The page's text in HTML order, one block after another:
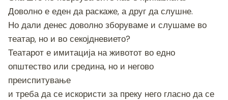
Доволно е еден да раскаже, а друг да слушне.
Но дали денес доволно зборуваме и слушаме во
театар, но и во секојдневието?
Театарот е имитација на животот во едно
општество или средина, но и негово
преиспитување
и треба да се искористи за преку него гласно да се